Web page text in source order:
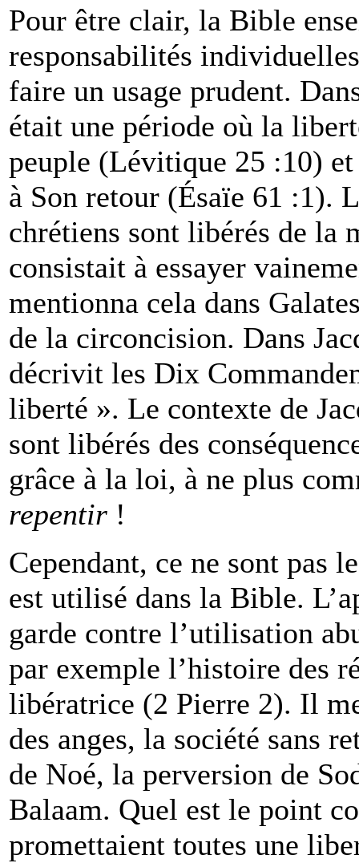
Pour être clair, la Bible
responsabilités
faire un usage prudent.
était une période où la
peuple (Lévitique 25 :10)
à Son retour (Ésaïe 61 :1).
chrétiens sont libérés de la
consistait à essayer
mentionna cela dans
de la circoncision. Dans
décrivit les Dix
liberté ». Le contexte de
sont libérés des
grâce à la loi, à ne plus
repentir !
Cependant, ce ne sont pas
est utilisé dans la Bible.
garde contre l’utilisation
par exemple l’histoire des
libératrice (2 Pierre 2). Il
des anges, la société sans
de Noé, la perversion de
Balaam. Quel est le point
promettaient toutes une